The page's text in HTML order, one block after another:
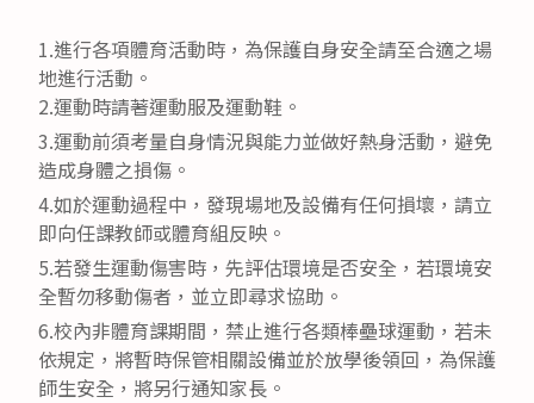
1.進行各項體育活動時，為保護自身安全請至合適之場
地進行活動。
2.運動時請著運動服及運動鞋。
3.運動前須考量自身情況與能力並做好熱身活動，避免
造成身體之損傷。
4.如於運動過程中，發現場地及設備有任何損壞，請立
即向任課教師或體育組反映。
5.若發生運動傷害時，先評估環境是否安全，若環境安
全暫勿移動傷者，並立即尋求協助。
6.校內非體育課期間，禁止進行各類棒壘球運動，若未
依規定，將暫時保管相關設備並於放學後領回，為保護
師生安全，將另行通知家長。